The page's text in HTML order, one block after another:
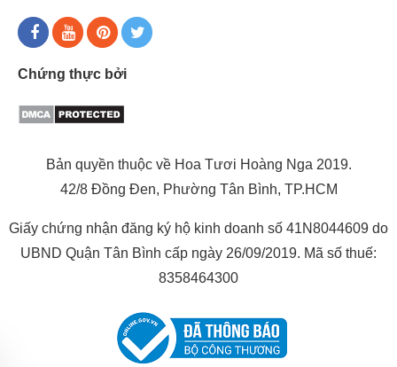
Chứng thực bởi
Bản quyền thuộc về Hoa Tươi Hoàng Nga 2019.
42/8 Đồng Đen, Phường Tân Bình, TP.HCM
Giấy chứng nhận đăng ký hộ kinh doanh số 41N8044609 do
UBND Quận Tân Bình cấp ngày 26/09/2019. Mã số thuế:
8358464300